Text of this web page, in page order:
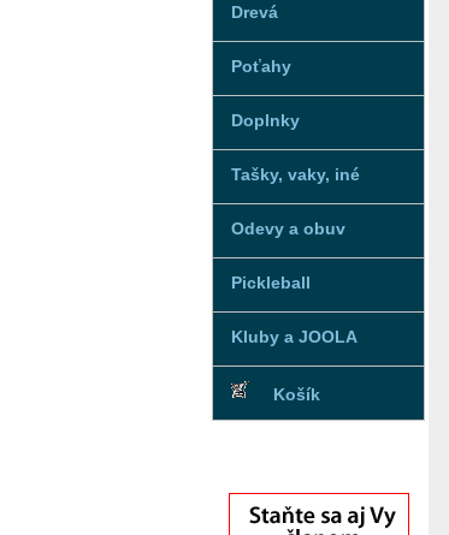
Drevá
Poťahy
Doplnky
Tašky, vaky, iné
Odevy a obuv
Pickleball
Kluby a JOOLA
Košík